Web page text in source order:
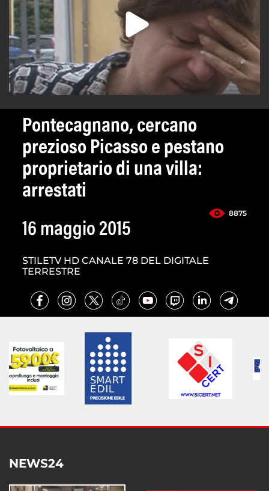
Pontecagnano, cercano
prezioso Picasso e pestano
proprietario di una villa:
arrestati
8875
16 maggio 2015
STILETV HD CANALE 78 DEL DIGITALE
TERRESTRE
NEWS24